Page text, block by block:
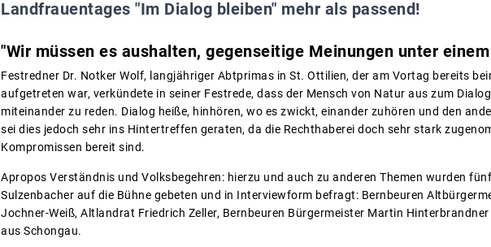
Landfrauentages "Im Dialog bleiben" mehr als passend!
"Wir müssen es aushalten, gegenseitige Meinungen unter
Festredner Dr. Notker Wolf, langjähriger Abtprimas in St. Ottilien, der am Vortag bereits
aufgetreten war, verkündete in seiner Festrede, dass der Mensch von Natur aus zum
miteinander zu reden. Dialog heiße, hinhören, wo es zwickt, einander zuhören und den
sei dies jedoch sehr ins Hintertreffen geraten, da die Rechthaberei doch sehr stark
Kompromissen bereit sind.
Apropos Verständnis und Volksbegehren: hierzu und auch zu anderen Themen wurden
Sulzenbacher auf die Bühne gebeten und in Interviewform befragt: Bernbeuren
Jochner-Weiß, Altlandrat Friedrich Zeller, Bernbeuren Bürgermeister Martin
aus Schongau.